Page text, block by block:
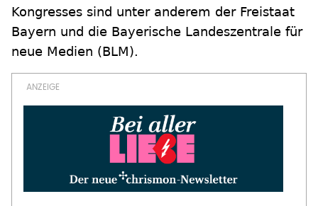
Kongresses sind unter anderem der Freistaat
Bayern und die Bayerische Landeszentrale für
neue Medien (BLM).